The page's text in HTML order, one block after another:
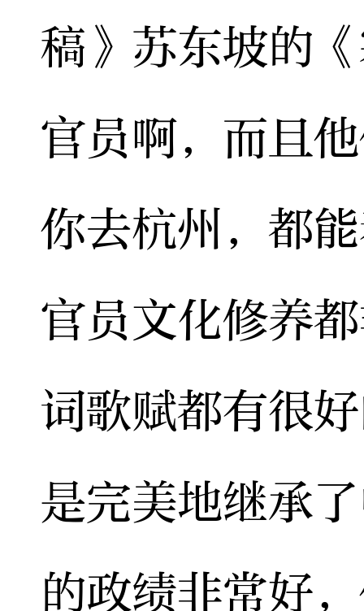
稿》苏东坡的
官员啊，而且
你去杭州，都
官员文化修养
词歌赋都有很
是完美地继承
的政绩非常好